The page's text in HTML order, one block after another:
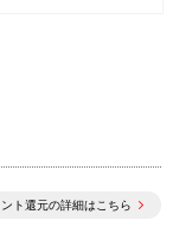
ント還元の詳細はこちら